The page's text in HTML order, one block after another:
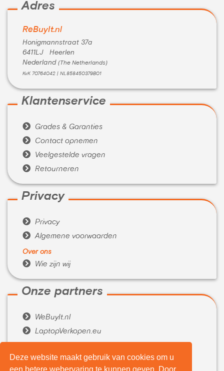
Deze website maakt gebruik van cookies om u
een betere webervaring te kunnen geven. Door
Adres
ReBuyIt.nl
Honigmannstraat 37a
6411LJ Heerlen
Nederland (The Netherlands)
KvK 70764042 | NL858450379B01
Klantenservice
 Grades & Garanties
 Contact opnemen
 Veelgestelde vragen
 Retourneren
Privacy
 Privacy
 Algemene voorwaarden
Over ons
 Wie zijn wij
Onze partners
 WeBuyIt.nl
 LaptopVerkopen.eu
